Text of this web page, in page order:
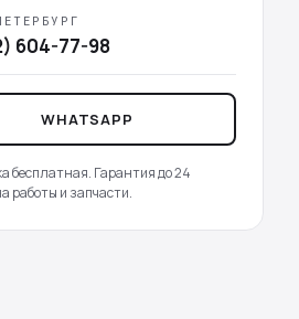
604-77-98
WHATSAPP
бесплатная. Гарантия до 24
работы и запчасти.